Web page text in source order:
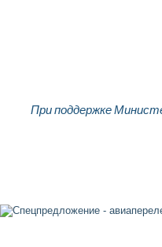
При поддержке